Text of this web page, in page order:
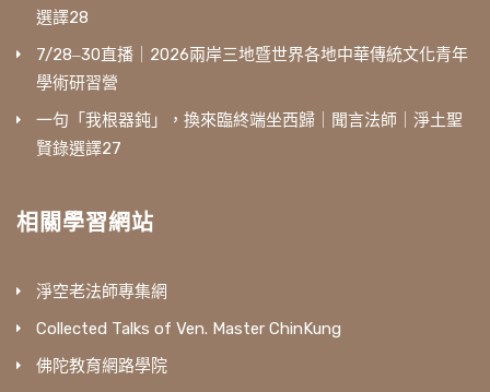
選譯28
7/28‒30直播｜2026兩岸三地暨世界各地中華傳統文化青年
學術研習營
一句「我根器鈍」，換來臨終端坐西歸｜聞言法師｜淨土聖
賢錄選譯27
相關學習網站
淨空老法師專集網
Collected Talks of Ven. Master ChinKung
佛陀教育網路學院